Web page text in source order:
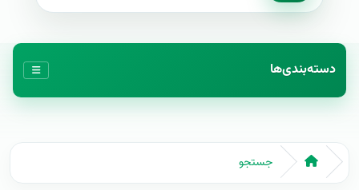
دسته‌بندی‌ها
جستجو